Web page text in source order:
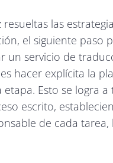
resueltas las
el siguiente paso
un servicio de
hacer explícita la
etapa. Esto se logra a
escrito,
de cada tarea,